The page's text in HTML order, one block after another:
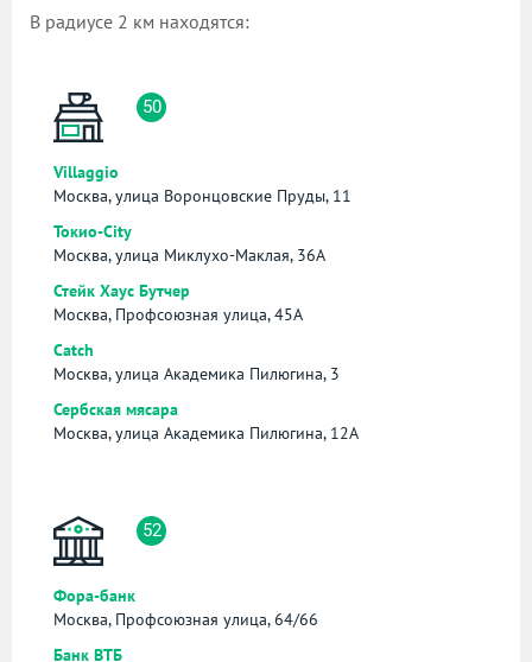
В радиусе 2 км находятся:
50
Villaggio
Москва, улица Воронцовские Пруды, 11
Токио-City
Москва, улица Миклухо-Маклая, 36А
Стейк Хаус Бутчер
Москва, Профсоюзная улица, 45А
Catch
Москва, улица Академика Пилюгина, 3
Сербская мясара
Москва, улица Академика Пилюгина, 12А
52
Фора-банк
Москва, Профсоюзная улица, 64/66
Банк ВТБ